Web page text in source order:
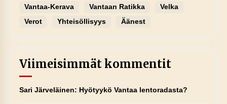
Vantaa-Kerava
Vantaan Ratikka
Velka
Verot
Yhteisöllisyys Äänest
Viimeisimmät kommentit
Sari Järveläinen: Hyötyykö Vantaa lentoradasta?